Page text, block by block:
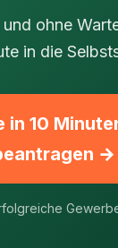
und ohne
in die
in 10
→